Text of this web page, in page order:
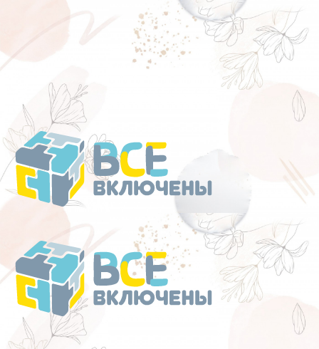
Перейти
к
содержанию